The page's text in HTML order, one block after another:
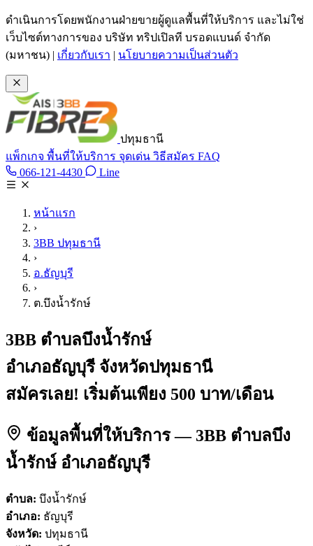
ข้ามไปเนื้อหาหลัก
ดำเนินการโดยพนักงานฝ่ายขายผู้ดูแลพื้นที่ให้บริการ และไม่ใช่
เว็บไซต์ทางการของ บริษัท ทริปเปิลที บรอดแบนด์ จำกัด
(มหาชน) | เกี่ยวกับเรา | นโยบายความเป็นส่วนตัว
ปทุมธานี
แพ็กเกจ พื้นที่ให้บริการ จุดเด่น วิธีสมัคร FAQ
066-121-4430 โทร 066-121-4430
LineLine @tan3bb
หน้าแรก
›
3BB ปทุมธานี
›
อ.ธัญบุรี
›
ต.บึงน้ำรักษ์
3BB ตำบลบึงน้ำรักษ์
อำเภอธัญบุรี จังหวัดปทุมธานี
สมัครเลย! เริ่มต้นเพียง 500 บาท/เดือน
ข้อมูลพื้นที่ให้บริการ — 3BB ตำบลบึง
น้ำรักษ์ อำเภอธัญบุรี
ตำบล: บึงน้ำรักษ์
อำเภอ: ธัญบุรี
จังหวัด: ปทุมธานี